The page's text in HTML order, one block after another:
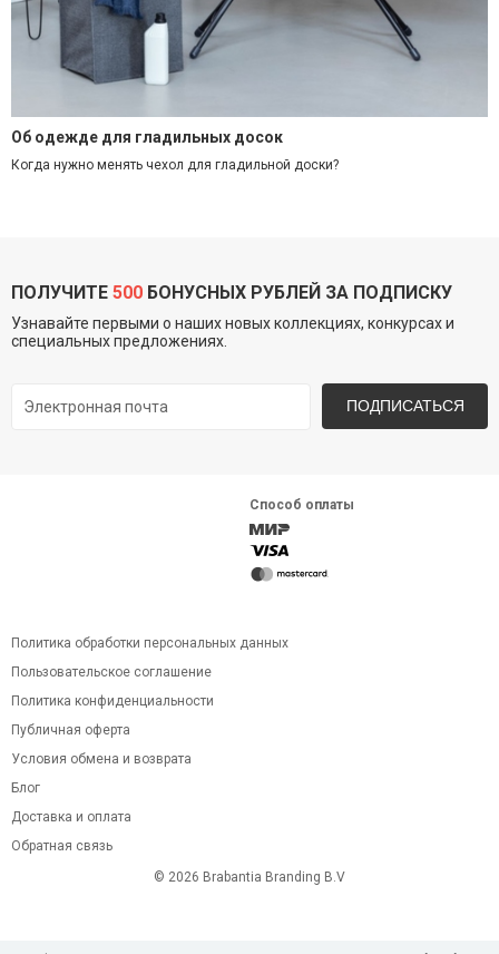
Об одежде для гладильных досок
Когда нужно менять чехол для гладильной доски?
ПОЛУЧИТЕ 500 БОНУСНЫХ РУБЛЕЙ ЗА ПОДПИСКУ
Узнавайте первыми о наших новых коллекциях, конкурсах и
специальных предложениях.
ПОДПИСАТЬСЯ
Способ оплаты
Политика обработки персональных данных
Пользовательское соглашение
Политика конфиденциальности
Публичная оферта
Условия обмена и возврата
Блог
Доставка и оплата
Обратная связь
© 2026 Brabantia Branding B.V